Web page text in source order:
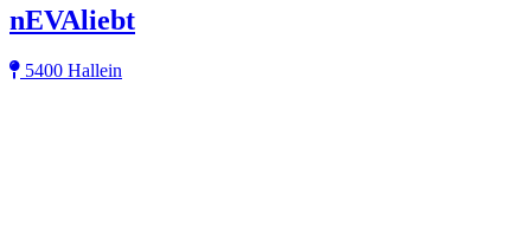
nEVAliebt
5400 Hallein